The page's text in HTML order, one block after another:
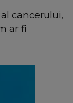
cancerului,
ar fi